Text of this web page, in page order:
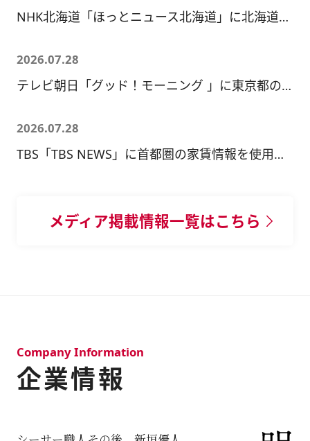
NHK北海道「ほっとニュース北海道」に北海道の家賃情報を使用いただきました。
2026.07.28
テレビ朝日「グッド！モーニング 」に東京都の家賃情報を使用いただきました。
2026.07.28
TBS「TBS NEWS」に首都圏の家賃情報を使用いただきました。
メディア掲載情報一覧はこちら
企業情報
Company Information